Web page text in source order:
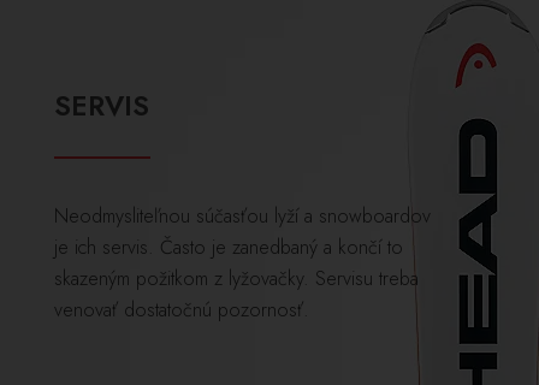
SERVIS
Neodmysliteľnou súčasťou lyží a snowboardov
je ich servis. Často je zanedbaný a končí to
skazeným požitkom z lyžovačky. Servisu treba
venovať dostatočnú pozornosť.